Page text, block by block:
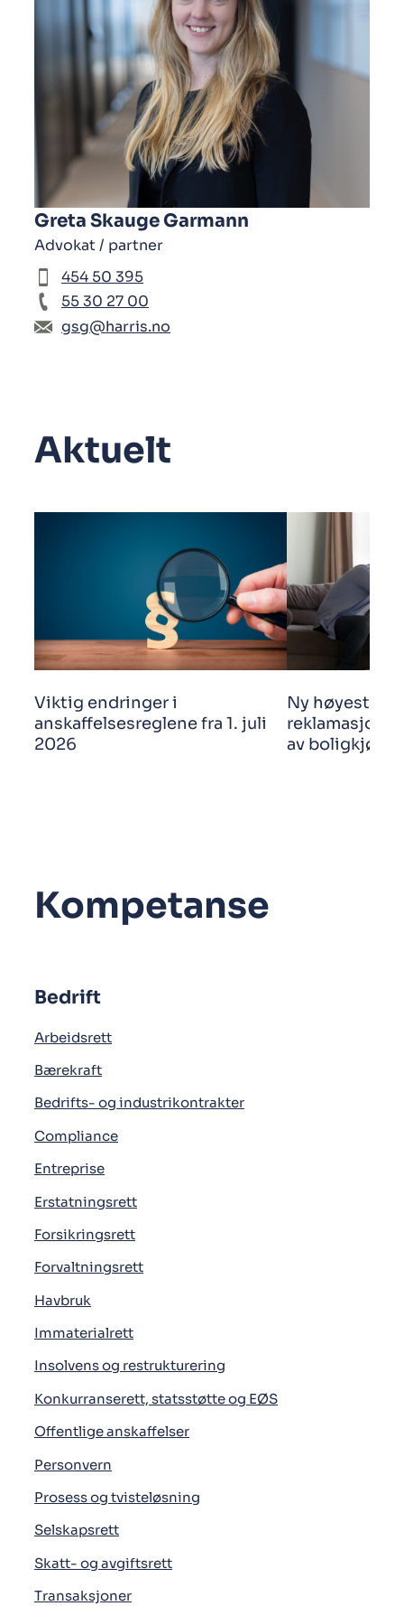
Greta Skauge Garmann
Advokat / partner
454 50 395
55 30 27 00
gsg@harris.no
Aktuelt
Viktig endringer i
anskaffelsesreglene fra 1. juli
2026
Ny
av boligkjøp
Kompetanse
Bedrift
Arbeidsrett
Bærekraft
Bedrifts- og industrikontrakter
Compliance
Entreprise
Erstatningsrett
Forsikringsrett
Forvaltningsrett
Havbruk
Immaterialrett
Insolvens og restrukturering
Konkurranserett, statsstøtte og EØS
Offentlige anskaffelser
Personvern
Prosess og tvisteløsning
Selskapsrett
Skatt- og avgiftsrett
Transaksjoner